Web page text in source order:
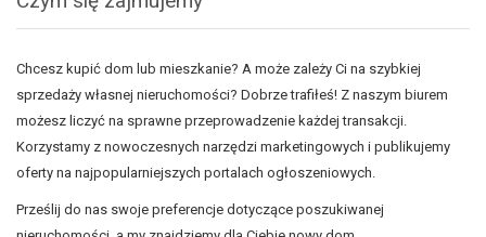
Chcesz kupić dom lub mieszkanie? A może zależy Ci na szybkiej
sprzedaży własnej nieruchomości? Dobrze trafiłeś! Z naszym biurem
możesz liczyć na sprawne przeprowadzenie każdej transakcji.
Korzystamy z nowoczesnych narzędzi marketingowych i publikujemy
oferty na najpopularniejszych portalach ogłoszeniowych.
Prześlij do nas swoje preferencje dotyczące poszukiwanej